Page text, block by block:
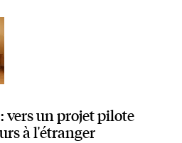
vers un projet pilote
à l'étranger